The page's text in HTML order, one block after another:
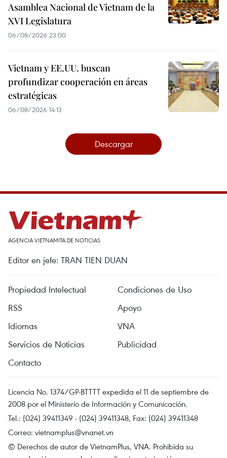
Asamblea Nacional de Vietnam de la
XVI Legislatura
06/08/2026 23:00
Vietnam y EE.UU. buscan
profundizar cooperación en áreas
estratégicas
06/08/2026 14:13
Descargar
AGENCIA VIETNAMITA DE NOTICIAS
Editor en jefe: TRAN TIEN DUAN
Propiedad Intelectual
Condiciones de Uso
RSS
Apoyo
Idiomas
VNA
Servicios de Noticias
Publicidad
Contacto
Licencia No. 1374/GP-BTTTT expedida el 11 de septiembre de
2008 por el Ministerio de Información y Comunicación.
Tel.: (024) 39411349 - (024) 39411348, Fax: (024) 39411348
Correo: vietnamplus@vnanet.vn
© Derechos de autor de VietnamPlus, VNA. Prohibida su